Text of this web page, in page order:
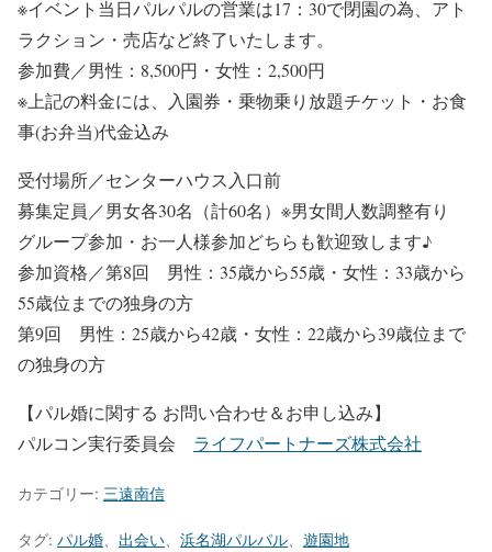
※イベント当日パルパルの営業は17：30で閉園の為、アト
ラクション・売店など終了いたします。
参加費／男性：8,500円・女性：2,500円
※上記の料金には、入園券・乗物乗り放題チケット・お食
事(お弁当)代金込み
受付場所／センターハウス入口前
募集定員／男女各30名（計60名）※男女間人数調整有り
グループ参加・お一人様参加どちらも歓迎致します♪
参加資格／第8回 男性：35歳から55歳・女性：33歳から
55歳位までの独身の方
第9回 男性：25歳から42歳・女性：22歳から39歳位まで
の独身の方
【パル婚に関する お問い合わせ＆お申し込み】
パルコン実行委員会 ライフパートナーズ株式会社
カテゴリー: 三遠南信
タグ: パル婚 出会い 浜名湖パルパル 遊園地